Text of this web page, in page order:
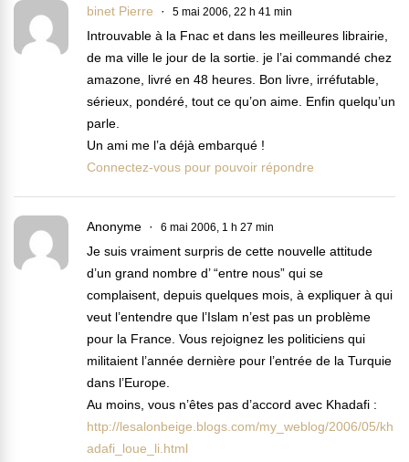
binet Pierre 5 mai 2006, 22 h 41 min
Introuvable à la Fnac et dans les meilleures librairie,
de ma ville le jour de la sortie. je l’ai commandé chez
amazone, livré en 48 heures. Bon livre, irréfutable,
sérieux, pondéré, tout ce qu’on aime. Enfin quelqu’un
parle.
Un ami me l’a déjà embarqué !
Connectez-vous pour pouvoir répondre
Anonyme 6 mai 2006, 1 h 27 min
Je suis vraiment surpris de cette nouvelle attitude
d’un grand nombre d’ “entre nous” qui se
complaisent, depuis quelques mois, à expliquer à qui
veut l’entendre que l’Islam n’est pas un problème
pour la France. Vous rejoignez les politiciens qui
militaient l’année dernière pour l’entrée de la Turquie
dans l’Europe.
Au moins, vous n’êtes pas d’accord avec Khadafi :
http://lesalonbeige.blogs.com/my_weblog/2006/05/kh
adafi_loue_li.html